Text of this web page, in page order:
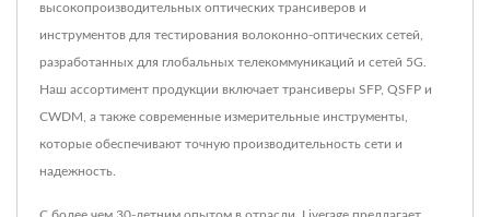
высокопроизводительных оптических трансиверов и
инструментов для тестирования волоконно-оптических сетей,
разработанных для глобальных телекоммуникаций и сетей 5G.
Наш ассортимент продукции включает трансиверы SFP, QSFP и
CWDM, а также современные измерительные инструменты,
которые обеспечивают точную производительность сети и
надежность.